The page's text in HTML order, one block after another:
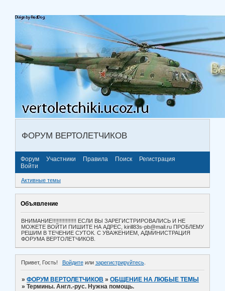
ФОРУМ ВЕРТОЛЕТЧИКОВ
Форум Участники Правила Поиск
Регистрация
Войти
Активные темы
Объявление
ВНИМАНИЕ!!!!!!!!!!!!!!!! ЕСЛИ ВЫ ЗАРЕГИСТРИРОВАЛИСЬ И НЕ
МОЖЕТЕ ВОЙТИ ПИШИТЕ НА АДРЕС, kirill83s-pb@mail.ru ПРОБЛЕМУ
РЕШИМ В ТЕЧЕНИЕ СУТОК. С УВАЖЕНИЕМ, АДМИНИСТРАЦИЯ
ФОРУМА ВЕРТОЛЕТЧИКОВ.
Привет, Гость! Войдитеили зарегистрируйтесь.
»ФОРУМ ВЕРТОЛЕТЧИКОВ »ОБЩЕНИЕ НА ЛЮБЫЕ ТЕМЫ
»Термины. Англ.-рус. Нужна помощь.